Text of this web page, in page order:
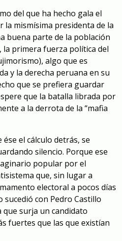
del que ha hecho gala el
mismísima presidenta de la
buena parte de la población
la primera fuerza política del
algo que es
y la derecha peruana en su
que se prefiera guardar
que la batalla librada por
a la derrota de la “mafia
el cálculo detrás, se
silencio. Porque ese
popular por el
que, sin lugar a
electoral a pocos días
sucedió con Pedro Castillo
que surja un candidato
fuertes que las que existían